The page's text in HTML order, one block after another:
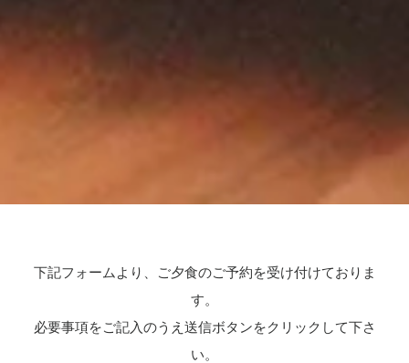
下記フォームより、ご夕食のご予約を受け付けておりま
す。
必要事項をご記入のうえ送信ボタンをクリックして下さ
い。